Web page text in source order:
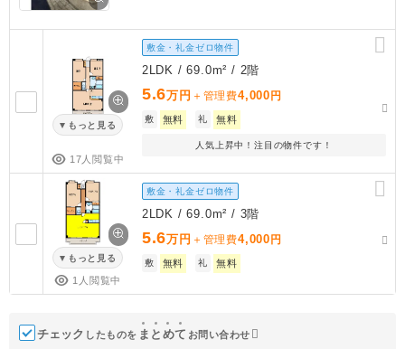
もっと見る
17人閲覧中
敷金・礼金ゼロ物件
2LDK / 69.0m² / 2階
5.6万円 ＋管理費4,000 円
敷 無料 礼 無料
人気上昇中！注目の物件です！
もっと見る
1人閲覧中
敷金・礼金ゼロ物件
2LDK / 69.0m² / 3階
5.6万円 ＋管理費4,000 円
敷 無料 礼 無料
チェック したものを ま と めて お問い合わせ